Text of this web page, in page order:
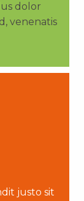
dolor
venenatis
justo sit